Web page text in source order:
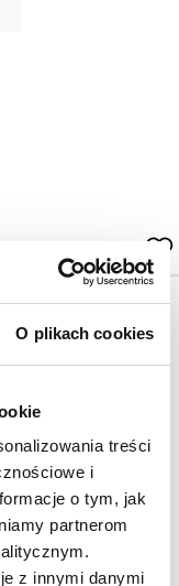
O plikach cookies
treści
i
o tym, jak
partnerom
z innymi danymi